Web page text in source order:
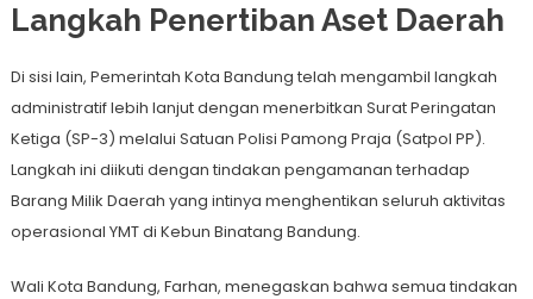
Langkah Penertiban Aset Daerah
Di sisi lain, Pemerintah Kota Bandung telah mengambil langkah
administratif lebih lanjut dengan menerbitkan Surat Peringatan
Ketiga (SP-3) melalui Satuan Polisi Pamong Praja (Satpol PP).
Langkah ini diikuti dengan tindakan pengamanan terhadap
Barang Milik Daerah yang intinya menghentikan seluruh aktivitas
operasional YMT di Kebun Binatang Bandung.
Wali Kota Bandung, Farhan, menegaskan bahwa semua tindakan